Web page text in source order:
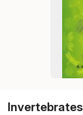
Invertebrates